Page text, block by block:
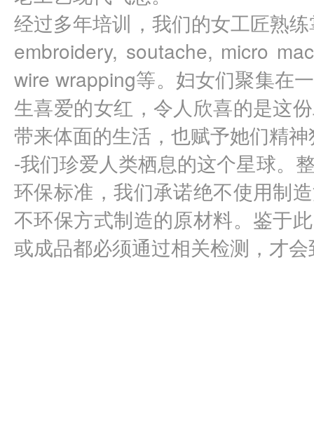
经过多年培训，我们的女工匠熟
embroidery, soutache, micro
wire wrapping等。妇女们聚集在
生喜爱的女红，令人欣喜的是这
带来体面的生活，也赋予她们精
-我们珍爱人类栖息的这个星球。
环保标准，我们承诺绝不使用制
不环保方式制造的原材料。鉴于
或成品都必须通过相关检测，才